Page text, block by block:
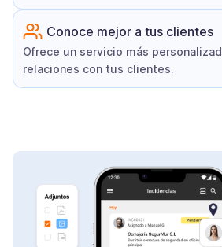
Conoce mejor a tus clientes
Ofrece un servicio más
relaciones con tus clientes.